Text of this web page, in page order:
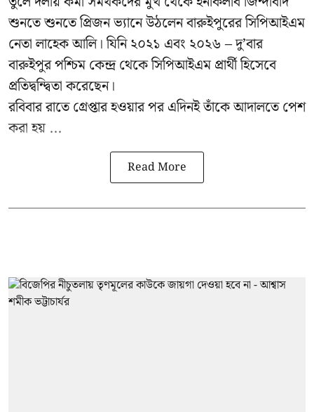
শুনতে শুনতে প্রিজন ভ্যানে উঠলেন বারুইপুরের সিপিআইএম
নেতা লাহেক আলি। যিনি ২০২১ এবং ২০২৬ – দু’বার
বারুইপুর পশ্চিম কেন্দ্র থেকে সিপিআইএম প্রার্থী হিসেবে
প্রতিদ্বন্দ্বিতা করেছেন।
রবিবার রাতে গ্রেপ্তার হওয়ার পর এদিনই তাঁকে আদালতে পেশ
করা হয় ...
Read More